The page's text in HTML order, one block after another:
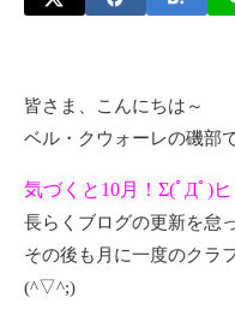
皆さま、こんにちは～
ベル・クウォーレの磯部
気づくと10月！Σ(ﾟДﾟ)
長らくブログの更新を怠
その後も月に一度のクラ
(^▽^;)